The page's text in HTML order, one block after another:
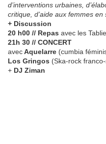
d’interventions urbaines,
critique, d’aide aux femmes en
+ Discussion
20 h00 // Repas avec les
21h 30 // CONCERT
avecAquelarre (cumbia
Los Gringos (Ska-rock
+ DJ Ziman